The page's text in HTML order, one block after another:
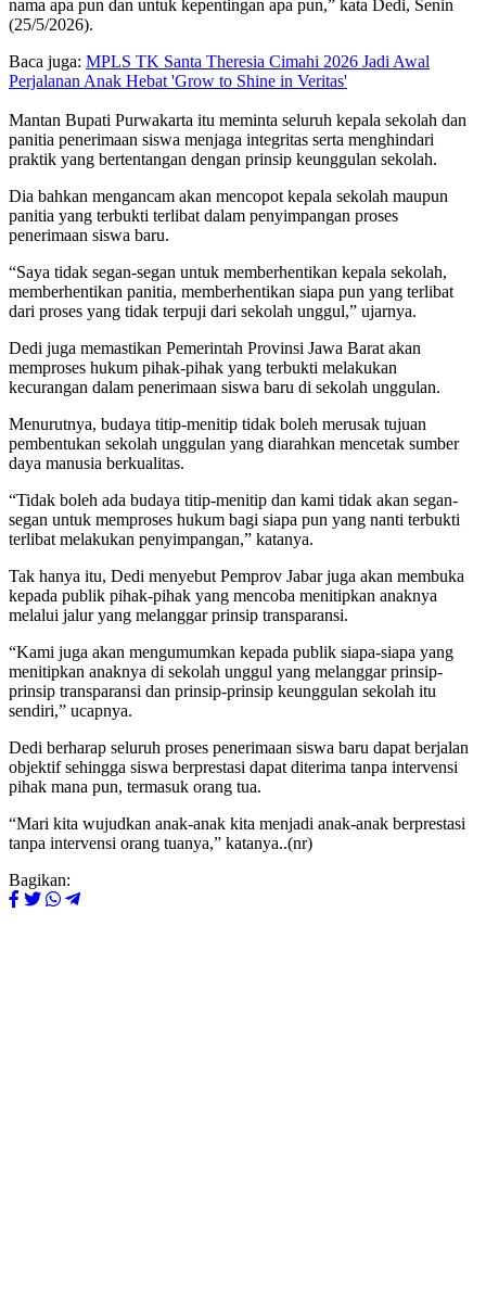
nama apa pun dan untuk kepentingan apa pun,” kata Dedi, Senin
(25/5/2026).
Baca juga: MPLS TK Santa Theresia Cimahi 2026 Jadi Awal
Perjalanan Anak Hebat 'Grow to Shine in Veritas'
Mantan Bupati Purwakarta itu meminta seluruh kepala sekolah dan
panitia penerimaan siswa menjaga integritas serta menghindari
praktik yang bertentangan dengan prinsip keunggulan sekolah.
Dia bahkan mengancam akan mencopot kepala sekolah maupun
panitia yang terbukti terlibat dalam penyimpangan proses
penerimaan siswa baru.
“Saya tidak segan-segan untuk memberhentikan kepala sekolah,
memberhentikan panitia, memberhentikan siapa pun yang terlibat
dari proses yang tidak terpuji dari sekolah unggul,” ujarnya.
Dedi juga memastikan Pemerintah Provinsi Jawa Barat akan
memproses hukum pihak-pihak yang terbukti melakukan
kecurangan dalam penerimaan siswa baru di sekolah unggulan.
Menurutnya, budaya titip-menitip tidak boleh merusak tujuan
pembentukan sekolah unggulan yang diarahkan mencetak sumber
daya manusia berkualitas.
“Tidak boleh ada budaya titip-menitip dan kami tidak akan segan-
segan untuk memproses hukum bagi siapa pun yang nanti terbukti
terlibat melakukan penyimpangan,” katanya.
Tak hanya itu, Dedi menyebut Pemprov Jabar juga akan membuka
kepada publik pihak-pihak yang mencoba menitipkan anaknya
melalui jalur yang melanggar prinsip transparansi.
“Kami juga akan mengumumkan kepada publik siapa-siapa yang
menitipkan anaknya di sekolah unggul yang melanggar prinsip-
prinsip transparansi dan prinsip-prinsip keunggulan sekolah itu
sendiri,” ucapnya.
Dedi berharap seluruh proses penerimaan siswa baru dapat berjalan
objektif sehingga siswa berprestasi dapat diterima tanpa intervensi
pihak mana pun, termasuk orang tua.
“Mari kita wujudkan anak-anak kita menjadi anak-anak berprestasi
tanpa intervensi orang tuanya,” katanya..(nr)
Bagikan: